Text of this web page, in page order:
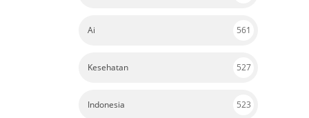
Ai 561
Kesehatan 527
Indonesia 523